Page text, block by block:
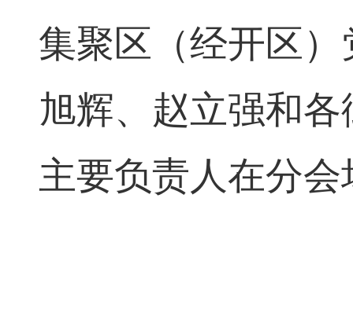
集聚区（经开区
旭辉、赵立强和
主要负责人在分